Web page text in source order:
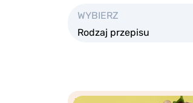
WYBIERZ
Rodzaj przepisu